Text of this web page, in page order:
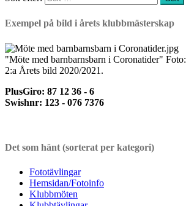
Exempel på bild i årets klubbmästerskap
"Möte med barnbarnsbarn i Coronatider"
2:a Årets bild 2020/2021.
PlusGiro: 87 12 36 - 6
Swishnr: 123 - 076 7376
Det som hänt (sorterat per kategori)
Fototävlingar
Hemsidan/Fotoinfo
Klubbmöten